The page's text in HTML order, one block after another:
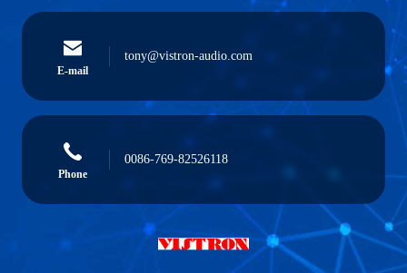
E-mail
tony@vistron-audio.com
Phone
0086-769-82526118